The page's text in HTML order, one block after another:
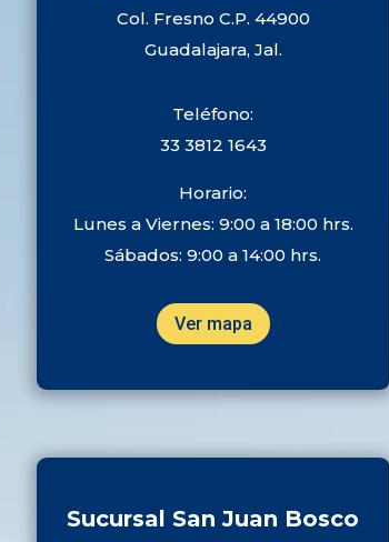
Col. Fresno C.P. 44900
Guadalajara, Jal.
Teléfono:
33 3812 1643
Horario:
Lunes a Viernes: 9:00 a 18:00 hrs.
Sábados: 9:00 a 14:00 hrs.
Ver mapa
Sucursal San Juan Bosco